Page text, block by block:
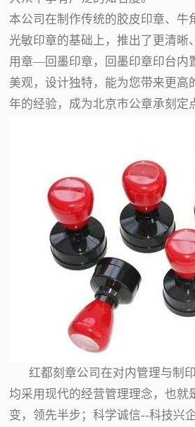
本公司在制作传统的胶皮印章、牛
光敏印章的基础上，推出了更清晰
用章—回墨印章，回墨印章印台内
美观，设计独特，能为您带来更高
年的经验，成为北京市公章承刻定
红都刻章公司在对内管理与制
均采用现代的经营管理理念，也就
变，领先半步；科学诚信--科技兴